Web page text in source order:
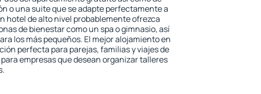
o una suite que se adapte perfectamente a
hotel de alto nivel probablemente ofrezca
de bienestar como un spa o gimnasio, así
los más pequeños. El mejor alojamiento en
perfecta para parejas, familias y viajes de
empresas que desean organizar talleres